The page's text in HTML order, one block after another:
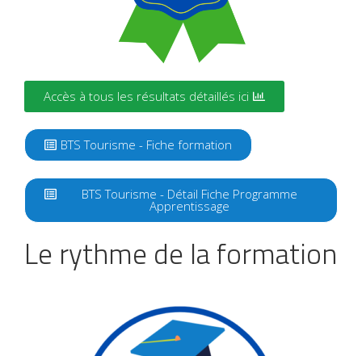
Accès à tous les résultats détaillés ici
BTS Tourisme - Fiche formation
BTS Tourisme - Détail Fiche Programme
Apprentissage
Le rythme de la formation